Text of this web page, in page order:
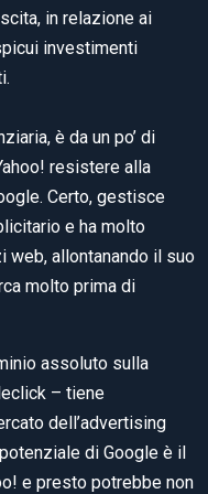
in relazione ai
investimenti
è da un po’ di
resistere alla
Certo, gestisce
e ha molto
allontanando il suo
molto prima di
assoluto sulla
– tiene
dell’advertising
di Google è il
e presto potrebbe non